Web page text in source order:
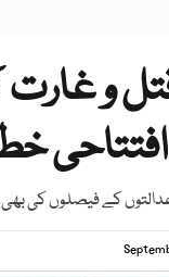
و غارت
کے فیصلوں کی بھی